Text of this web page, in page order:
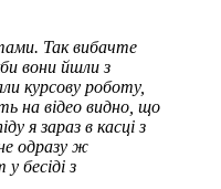
Так вибачте
вони йшли з
курсову роботу,
на відео видно, що
я зараз в касці з
одразу ж
бесіді з